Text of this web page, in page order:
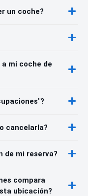
un coche?
mi coche de
cancelarla?
de mi reserva?
compara
ubicación?